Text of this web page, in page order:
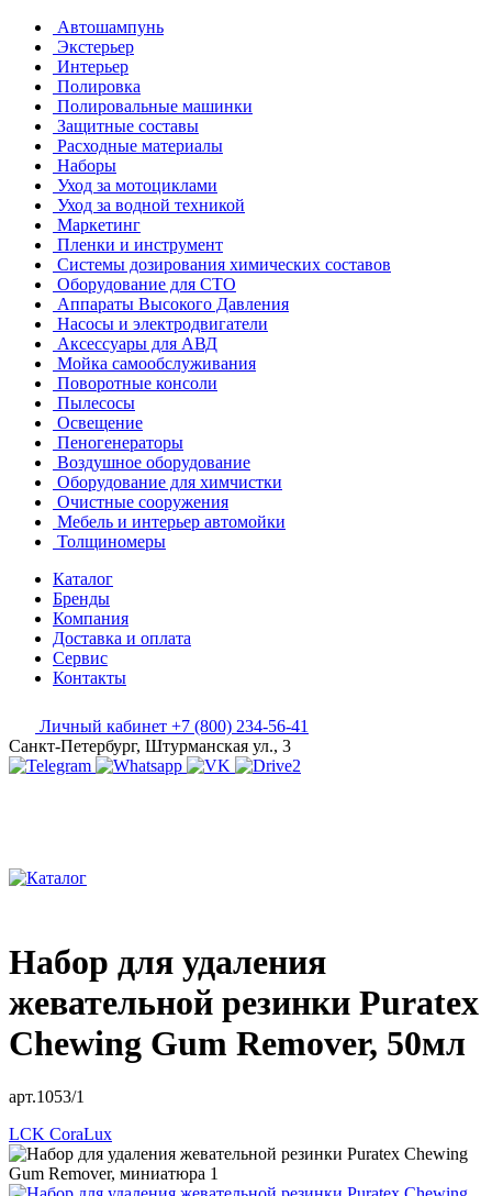
Автошампунь
Экстерьер
Интерьер
Полировка
Полировальные машинки
Защитные составы
Расходные материалы
Наборы
Уход за мотоциклами
Уход за водной техникой
Маркетинг
Пленки и инструмент
Системы дозирования химических составов
Оборудование для СТО
Аппараты Высокого Давления
Насосы и электродвигатели
Аксессуары для АВД
Мойка самообслуживания
Поворотные консоли
Пылесосы
Освещение
Пеногенераторы
Воздушное оборудование
Оборудование для химчистки
Очистные сооружения
Мебель и интерьер автомойки
Толщиномеры
Каталог
Бренды
Компания
Доставка и оплата
Сервис
Контакты
Личный кабинет +7 (800) 234-56-41
Санкт-Петербург, Штурманская ул., 3
Набор для удаления
жевательной резинки Puratex
Chewing Gum Remover, 50мл
арт.1053/1
LCK CoraLux